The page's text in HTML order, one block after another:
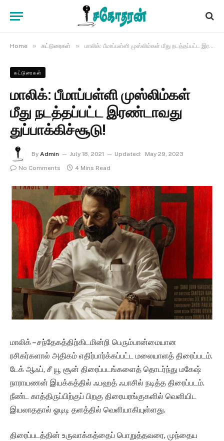
Home » கட்டுரைகள் » மாலிக்: பீமாப்பள்ளி முஸ்லிம்கள் மீது நடத்தப்பட்ட இரண்டாவது துப்பாக்கிச்சூடு!
கட்டுரைகள்
மாலிக்: பீமாப்பள்ளி முஸ்லிம்கள்
மீது நடத்தப்பட்ட இரண்டாவது
துப்பாக்கிச்சூடு!
By Admin July 18, 2021 Updated:
May 29, 2023
No Comments
4 Mins Read
மாலிக் – சந்தேகத்திற்கிடமின்றி பெரும்பான்மையான
ரசிகர்களால் அதிகம் எதிர்பார்க்கப்பட்ட மலையாளத் திரைப்படம்.
டேக் ஆஃப், சீ யூ சூன் திரைப்படங்களைத் தொடர்ந்து மகேஷ்
நாராயணன் இயக்கத்தில் ஃபஹத் ஃபாசில் நடித்த திரைப்படம்.
நீண்ட காத்திருப்பிற்குப் பிறகு திரையரங்குகளில் வெளியிட
இயலாததால் ஓடிடி தளத்தில் வெளியாகியுள்ளது.
திரைப்படத்தின் உருவாக்கத்தைப் பொறுத்தவரை, முந்தைய